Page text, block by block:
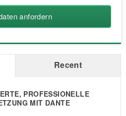
anfordern
Recent
PROFESSIONELLE
MIT DANTE